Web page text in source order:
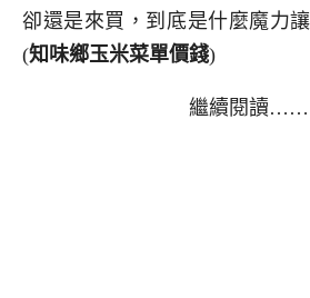
卻還是來買，到底是什麼魔力
(知味鄉玉米菜單價錢)
繼續閱讀……